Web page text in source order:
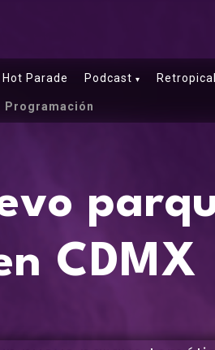
Hot Parade Podcast Retropical
Programación
CDMX